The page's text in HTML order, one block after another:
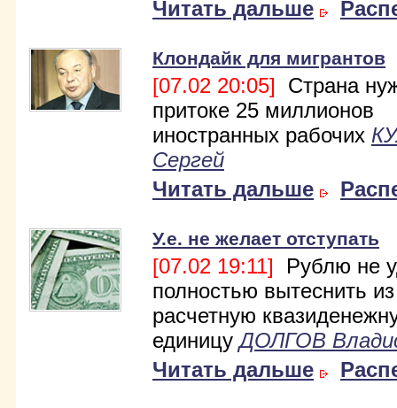
Читать дальше
Клондайк для мигрантов
[07.02 20:05] Страна
притоке 25 миллионов
иностранных рабочих
Сергей
Читать дальше
У.е. не желает отступать
[07.02 19:11] Рублю не
полностью вытеснить
расчетную
единицуДОЛГОВ
Читать дальше